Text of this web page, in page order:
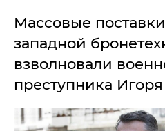
Пресса
Здоровье
Украина
Культура
Война на Донбассе и в
Крыму
Массовые
западной
взволновали
преступника